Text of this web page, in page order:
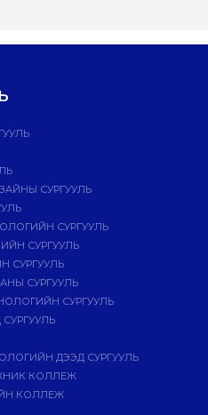
СУРГУУЛЬ
СУРГУУЛЬ
СУРГУУЛЬ
СУРГУУЛЬ
СУРГУУЛЬ
СУРГУУЛЬ
ДЭЭД СУРГУУЛЬ
КОЛЛЕЖ
КОЛЛЕЖ